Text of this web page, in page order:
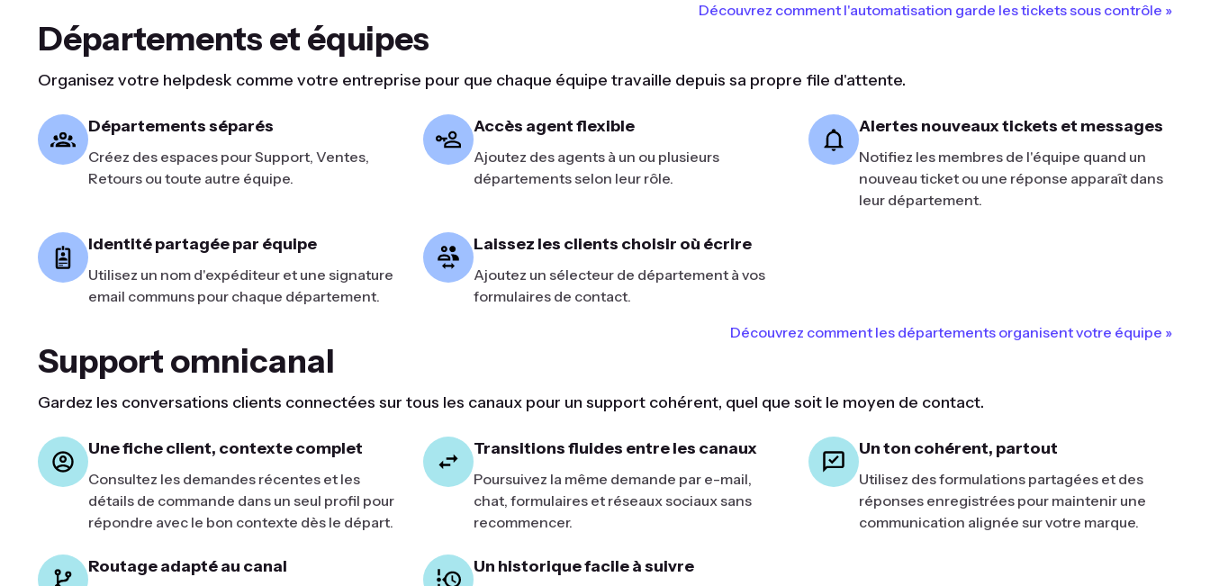
Découvrez comment l'automatisation garde les tickets sous contrôle »
Départements et équipes
Organisez votre helpdesk comme votre entreprise pour que chaque équipe travaille depuis sa propre file d'attente.
Départements séparés
Créez des espaces pour Support, Ventes,
Retours ou toute autre équipe.
Accès agent flexible
Ajoutez des agents à un ou plusieurs
départements selon leur rôle.
Alertes nouveaux tickets et messages
Notifiez les membres de l'équipe quand un
nouveau ticket ou une réponse apparaît dans
leur département.
Identité partagée par équipe
Utilisez un nom d'expéditeur et une signature
email communs pour chaque département.
Laissez les clients choisir où écrire
Ajoutez un sélecteur de département à vos
formulaires de contact.
Découvrez comment les départements organisent votre équipe »
Support omnicanal
Gardez les conversations clients connectées sur tous les canaux pour un support cohérent, quel que soit le moyen de contact.
Une fiche client, contexte complet
Consultez les demandes récentes et les
détails de commande dans un seul profil pour
répondre avec le bon contexte dès le départ.
Transitions fluides entre les canaux
Poursuivez la même demande par e-mail,
chat, formulaires et réseaux sociaux sans
recommencer.
Un ton cohérent, partout
Utilisez des formulations partagées et des
réponses enregistrées pour maintenir une
communication alignée sur votre marque.
Routage adapté au canal Un historique facile à suivre